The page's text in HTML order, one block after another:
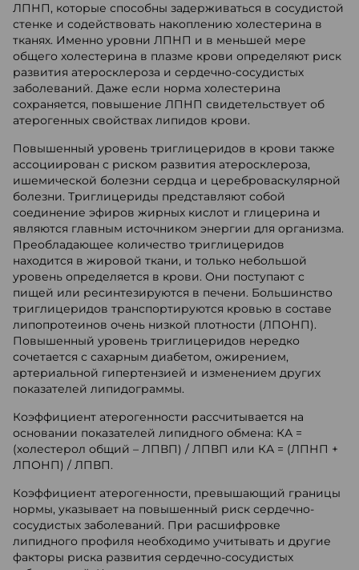
ЛПНП, которые способны задерживаться в сосудистой
стенке и содействовать накоплению холестерина в
тканях. Именно уровни ЛПНП и в меньшей мере
общего холестерина в плазме крови определяют риск
развития атеросклероза и сердечно-сосудистых
заболеваний. Даже если норма холестерина
сохраняется, повышение ЛПНП свидетельствует об
атерогенных свойствах липидов крови.
Повышенный уровень триглицеридов в крови также
ассоциирован с риском развития атеросклероза,
ишемической болезни сердца и цереброваскулярной
болезни. Триглицериды представляют собой
соединение эфиров жирных кислот и глицерина и
являются главным источником энергии для организма.
Преобладающее количество триглицеридов
находится в жировой ткани, и только небольшой
уровень определяется в крови. Они поступают с
пищей или ресинтезируются в печени. Большинство
триглицеридов транспортируются кровью в составе
липопротеинов очень низкой плотности (ЛПОНП).
Повышенный уровень триглицеридов нередко
сочетается с сахарным диабетом, ожирением,
артериальной гипертензией и изменением других
показателей липидограммы.
Коэффициент атерогенности рассчитывается на
основании показателей липидного обмена: КА =
(холестерол общий – ЛПВП) / ЛПВП или КА = (ЛПНП +
ЛПОНП) / ЛПВП.
Коэффициент атерогенности, превышающий границы
нормы, указывает на повышенный риск сердечно-
сосудистых заболеваний. При расшифровке
липидного профиля необходимо учитывать и другие
факторы риска развития сердечно-сосудистых